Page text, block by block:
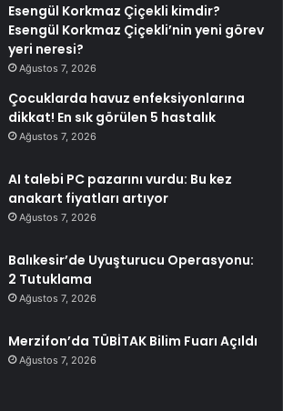
Esengül Korkmaz Çiçekli kimdir?
Esengül Korkmaz Çiçekli’nin yeni görev
yeri neresi?
Ağustos 7, 2026
Çocuklarda havuz enfeksiyonlarına
dikkat! En sık görülen 5 hastalık
Ağustos 7, 2026
AI talebi PC pazarını vurdu: Bu kez
anakart fiyatları artıyor
Ağustos 7, 2026
Balıkesir’de Uyuşturucu Operasyonu:
2 Tutuklama
Ağustos 7, 2026
Merzifon’da TÜBİTAK Bilim Fuarı Açıldı
Ağustos 7, 2026